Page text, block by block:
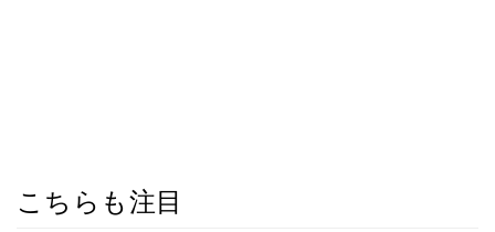
こちらも注目